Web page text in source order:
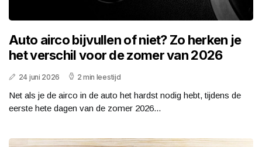
Auto airco bijvullen of niet? Zo herken je
het verschil voor de zomer van 2026
24 juni 2026 2 min leestijd
Net als je de airco in de auto het hardst nodig hebt, tijdens de
eerste hete dagen van de zomer 2026...